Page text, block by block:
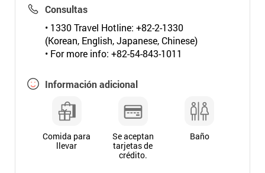
Consultas
• 1330 Travel Hotline: +82-2-1330
(Korean, English, Japanese, Chinese)
• For more info: +82-54-843-1011
Información adicional
Comida para
llevar
Se aceptan
tarjetas de
crédito.
Baño